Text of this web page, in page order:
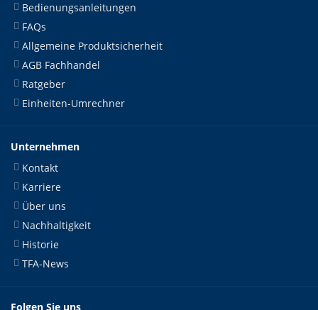
Bedienungsanleitungen
FAQs
Allgemeine Produktsicherheit
AGB Fachhandel
Ratgeber
Einheiten-Umrechner
Unternehmen
Kontakt
Karriere
Über uns
Nachhaltigkeit
Historie
TFA-News
Folgen Sie uns